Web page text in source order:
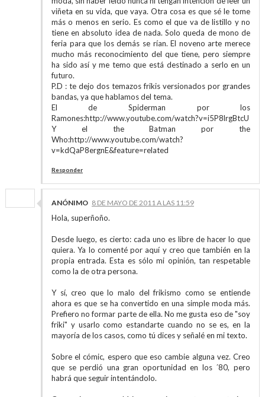
viñeta en su vida, que vaya. Otra cosa es que sé le tome
más o menos en serio. Es como el que va de listillo y no
tiene en absoluto idea de nada. Solo queda de mono de
feria para que los demás se rían. El noveno arte merece
mucho más reconocimiento del que tiene, pero siempre
ha sido así y me temo que está destinado a serlo en un
futuro.
P.D : te dejo dos temazos frikis versionados por grandes
bandas, ya que hablamos del tema.
El de Spiderman por los
Ramones:http://www.youtube.com/watch?v=i5P8lrgBtcU
Y el the Batman por the
Who:http://www.youtube.com/watch?
v=kdQaP8ergnE&feature=related
Responder
ANÓNIMO 8 DE MAYO DE 2011 A LAS 11:59
Hola, superñoño.
Desde luego, es cierto: cada uno es libre de hacer lo que
quiera. Ya lo comenté por aquí y creo que también en la
propia entrada. Esta es sólo mi opinión, tan respetable
como la de otra persona.
Y sí, creo que lo malo del frikismo como se entiende
ahora es que se ha convertido en una simple moda más.
Prefiero no formar parte de ella. No me gusta eso de "soy
friki" y usarlo como estandarte cuando no se es, en la
mayoría de los casos, como tú dices y señalé en mi texto.
Sobre el cómic, espero que eso cambie alguna vez. Creo
que se perdió una gran oportunidad en los ´80, pero
habrá que seguir intentándolo.